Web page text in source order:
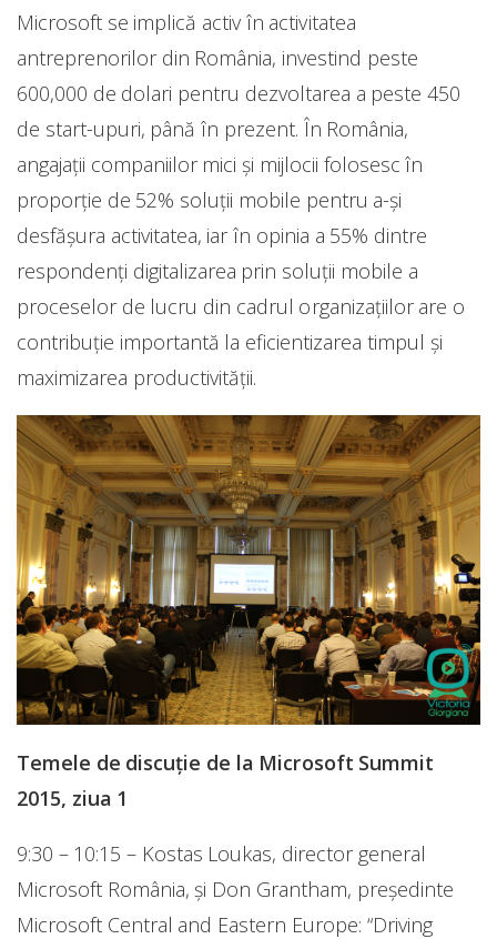
Microsoft se implică activ în activitatea
antreprenorilor din România, investind peste
600,000 de dolari pentru dezvoltarea a peste 450
de start-upuri, până în prezent. În România,
angajații companiilor mici și mijlocii folosesc în
proporție de 52% soluții mobile pentru a-și
desfășura activitatea, iar în opinia a 55% dintre
respondenți digitalizarea prin soluții mobile a
proceselor de lucru din cadrul organizațiilor are o
contribuție importantă la eficientizarea timpul și
maximizarea productivității.
Temele de discuție de la Microsoft Summit
2015, ziua 1
9:30 – 10:15 – Kostas Loukas, director general
Microsoft România, și Don Grantham, președinte
Microsoft Central and Eastern Europe: “Driving